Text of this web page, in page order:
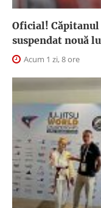
Oficial! Căpitanul
suspendat nouă
Acum 1 zi, 8 ore